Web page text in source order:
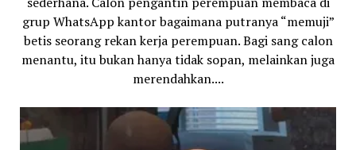
grup WhatsApp kantor bagaimana putranya “memuji”
betis seorang rekan kerja perempuan. Bagi sang calon
menantu, itu bukan hanya tidak sopan, melainkan juga
merendahkan....